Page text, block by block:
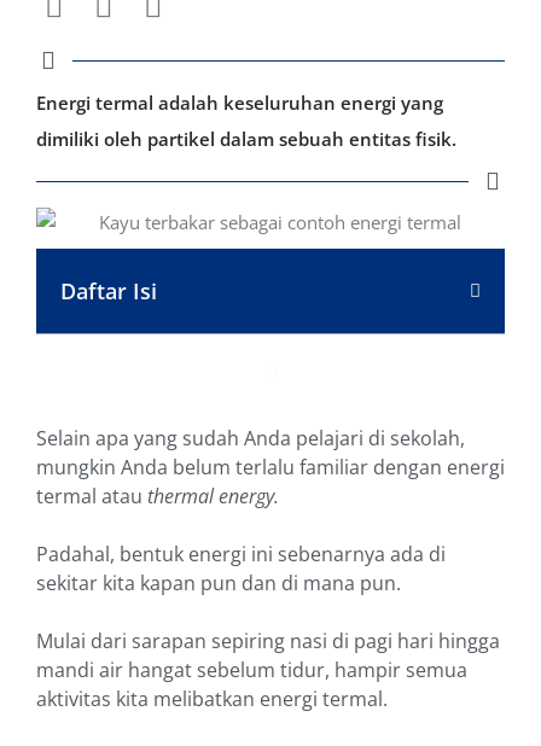
Energi termal adalah keseluruhan energi yang
dimiliki oleh partikel dalam sebuah entitas fisik.
Daftar Isi
Selain apa yang sudah Anda pelajari di sekolah,
mungkin Anda belum terlalu familiar dengan energi
termal atau thermal energy.
Padahal, bentuk energi ini sebenarnya ada di
sekitar kita kapan pun dan di mana pun.
Mulai dari sarapan sepiring nasi di pagi hari hingga
mandi air hangat sebelum tidur, hampir semua
aktivitas kita melibatkan energi termal.